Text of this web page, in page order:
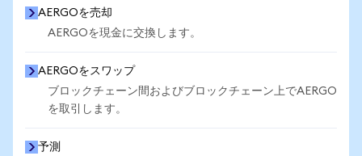
AERGOを売却
AERGOを現金に交換します。
AERGOをスワップ
ブロックチェーン間およびブロックチェーン上でAERGO
を取引します。
予測